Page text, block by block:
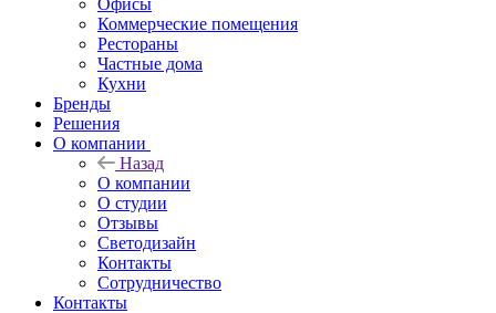
Офисы
Коммерческие помещения
Рестораны
Частные дома
Кухни
Бренды
Решения
О компании
Назад
О компании
О студии
Отзывы
Светодизайн
Контакты
Сотрудничество
Контакты